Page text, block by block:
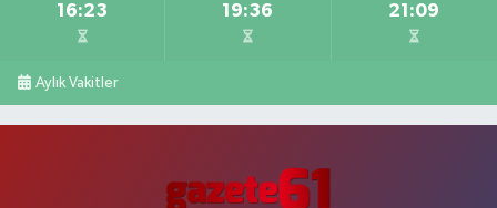
16:23 19:36 21:09
Aylık Vakitler